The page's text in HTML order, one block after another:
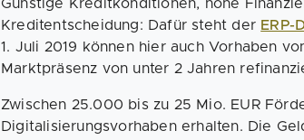
Günstige Kreditkonditionen, hohe
Kreditentscheidung: Dafür steht der ERP-
1. Juli 2019 können hier auch Vorhaben
Marktpräsenz von unter 2 Jahren
Zwischen 25.000 bis zu 25 Mio. EUR
Digitalisierungsvorhaben erhalten. Die